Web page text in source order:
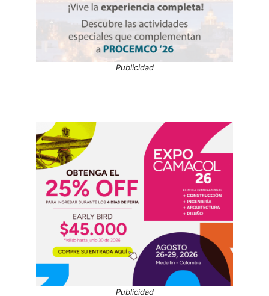
Publicidad
Publicidad